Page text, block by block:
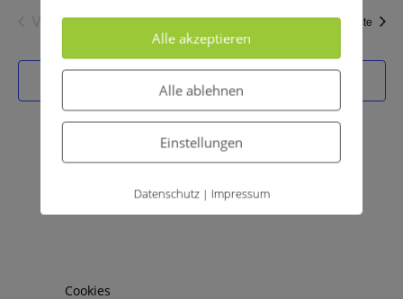
Vorherige
Veranstaltungen
Heute Nächste
Kalender abonnieren
Cookies
Alle akzeptieren
Alle ablehnen
Einstellungen
Datenschutz| Impressum